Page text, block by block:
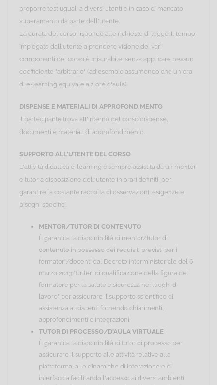
proporre test uguali a diversi utenti e in caso di mancato
superamento da parte dell'utente.
La durata del corso risponde alle richieste di legge. Il tempo
impiegato dall'utente a prendere visione dei vari
componenti del corso è misurabile, senza applicare nessun
coefficiente "arbitrario" (ad esempio assumendo che un'ora
di e-learning equivale a 2 ore d'aula).
DISPENSE E MATERIALI DI APPROFONDIMENTO
Il partecipante trova all'interno del corso dispense,
documenti e materiali di approfondimento.
SUPPORTO ALL'UTENTE DEL CORSO
L'attività didattica e-learning è sempre assistita da un mentor
e tutor a disposizione dell'utente in orari definiti, per
garantire la costante raccolta di osservazioni, esigenze e
bisogni specifici.
MENTOR/TUTOR DI CONTENUTO
È garantita la disponibilità di mentor/tutor di
contenuto in possesso dei requisiti previsti per i
formatori/docenti dal Decreto Interministeriale del 6
marzo 2013 "Criteri di qualificazione della figura del
formatore per la salute e sicurezza nei luoghi di
lavoro" per assicurare il supporto scientifico di
assistenza ai discenti fornendo chiarimenti,
approfondimenti e integrazioni.
TUTOR DI PROCESSO/D'AULA VIRTUALE
È garantita la disponibilità di tutor di processo per
assicurare il supporto alle attività relative alla
piattaforma, alle dinamiche di interazione e di
interfaccia facilitando l'accesso ai diversi ambienti